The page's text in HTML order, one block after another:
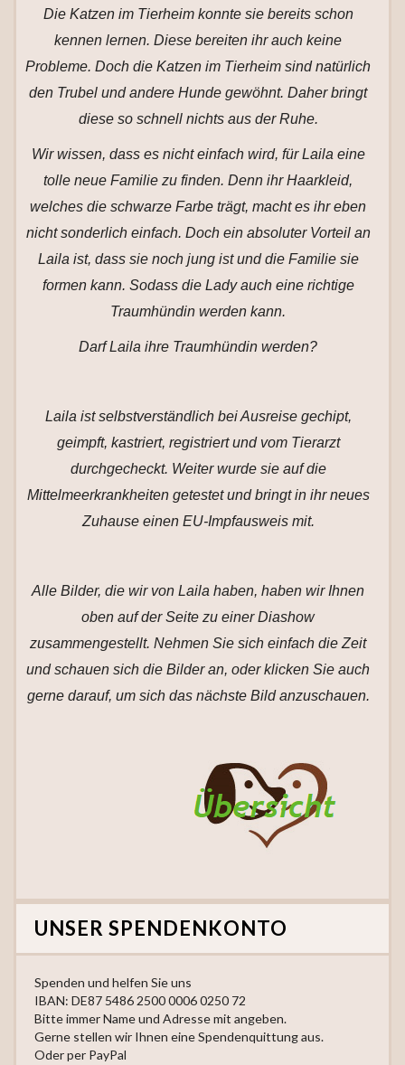
Die Katzen im Tierheim konnte sie bereits schon
kennen lernen. Diese bereiten ihr auch keine
Probleme. Doch die Katzen im Tierheim sind natürlich
den Trubel und andere Hunde gewöhnt. Daher bringt
diese so schnell nichts aus der Ruhe.
Wir wissen, dass es nicht einfach wird, für Laila eine
tolle neue Familie zu finden. Denn ihr Haarkleid,
welches die schwarze Farbe trägt, macht es ihr eben
nicht sonderlich einfach. Doch ein absoluter Vorteil an
Laila ist, dass sie noch jung ist und die Familie sie
formen kann. Sodass die Lady auch eine richtige
Traumhündin werden kann.
Darf Laila ihre Traumhündin werden?
Laila ist selbstverständlich bei Ausreise gechipt,
geimpft, kastriert, registriert und vom Tierarzt
durchgecheckt. Weiter wurde sie auf die
Mittelmeerkrankheiten getestet und bringt in ihr neues
Zuhause einen EU-Impfausweis mit.
Alle Bilder, die wir von Laila haben, haben wir Ihnen
oben auf der Seite zu einer Diashow
zusammengestellt. Nehmen Sie sich einfach die Zeit
und schauen sich die Bilder an, oder klicken Sie auch
gerne darauf, um sich das nächste Bild anzuschauen.
UNSER SPENDENKONTO
Spenden und helfen Sie uns
IBAN: DE87 5486 2500 0006 0250 72
Bitte immer Name und Adresse mit angeben.
Gerne stellen wir Ihnen eine Spendenquittung aus.
Oder per PayPal